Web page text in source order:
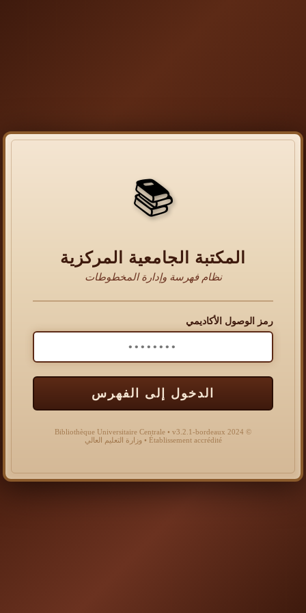
📚
المكتبة الجامعية المركزية
نظام فهرسة وإدارة المخطوطات
رمز الوصول الأكاديمي
الدخول إلى الفهرس
© 2024 Bibliothèque Universitaire Centrale • v3.2.1-bordeaux
Établissement accrédité • وزارة التعليم العالي